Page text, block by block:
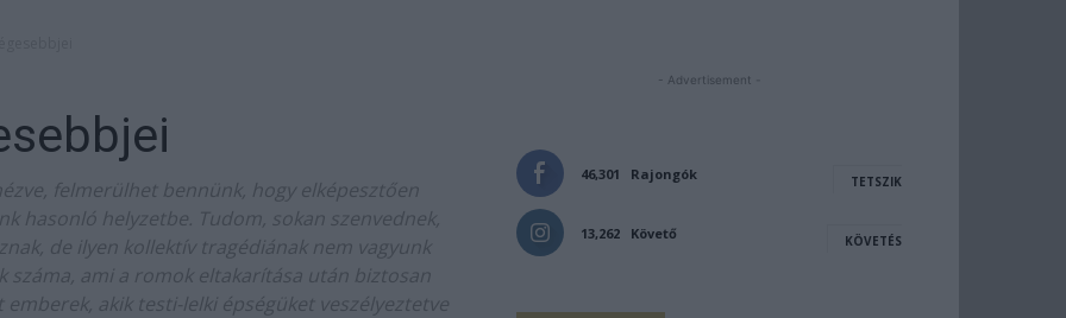
felmerülhet bennünk, hogy elképesztően
hasonló helyzetbe. Tudom, sokan szenvednek,
de ilyen kollektív tragédiának nem vagyunk
száma, ami a romok eltakarítása után biztosan
akik testi-lelki épségüket veszélyeztetve
- Advertisement -
46,301 Rajongók TETSZIK
13,262 Követő KÖVETÉS